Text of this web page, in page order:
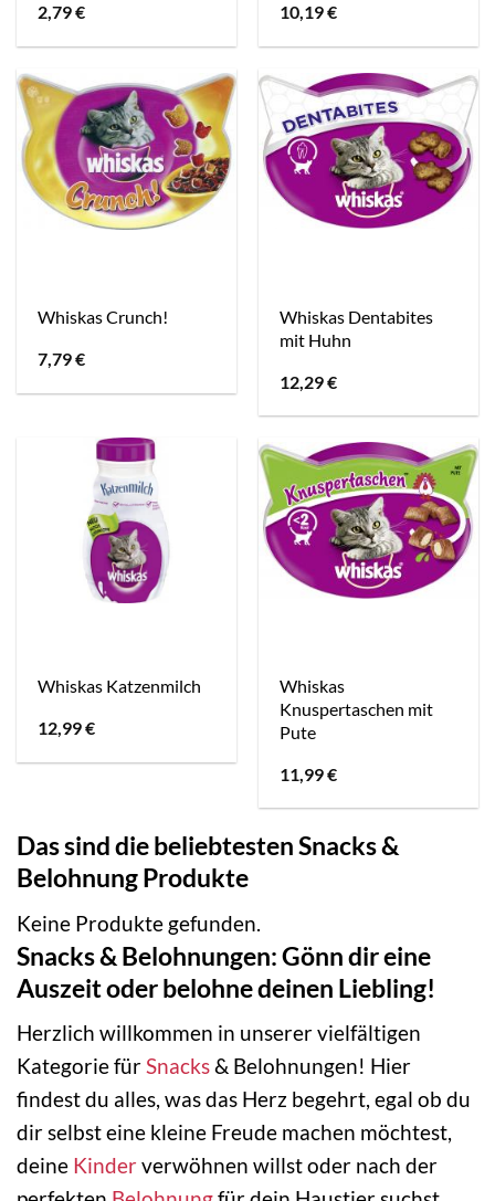
2,79€
10,19€
Whiskas Crunch!
7,79€
Whiskas Dentabites
mit Huhn
12,29€
Whiskas Katzenmilch
12,99€
Whiskas
Knuspertaschen mit
Pute
11,99€
Das sind die beliebtesten Snacks &
Belohnung Produkte
Keine Produkte gefunden.
Snacks & Belohnungen: Gönn dir eine
Auszeit oder belohne deinen Liebling!
Herzlich willkommen in unserer vielfältigen
Kategorie fürSnacks& Belohnungen! Hier
findest du alles, was das Herz begehrt, egal ob du
dir selbst eine kleine Freude machen möchtest,
deine Kinderverwöhnen willst oder nach der